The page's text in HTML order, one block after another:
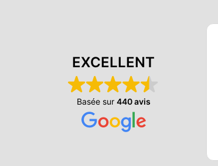
EXCELLENT
Basée sur 440 avis